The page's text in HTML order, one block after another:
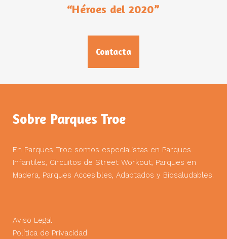
“Héroes del 2020”
Contacta
Sobre Parques Troe
En Parques Troe somos especialistas en Parques
Infantiles, Circuitos de Street Workout, Parques en
Madera, Parques Accesibles, Adaptados y Biosaludables.
Aviso Legal
Política de Privacidad